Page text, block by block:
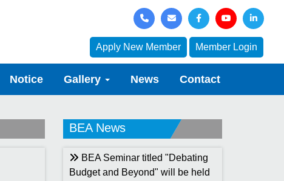
Apply New Member Member Login
Notice Gallery News Contact
BEA News
BEA Seminar titled "Debating
Budget and Beyond" will be held